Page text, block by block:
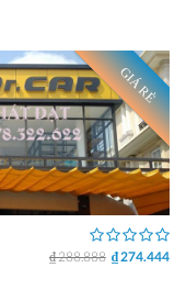
GIÁ RẺ
₫ 288.888 ₫ 274.444